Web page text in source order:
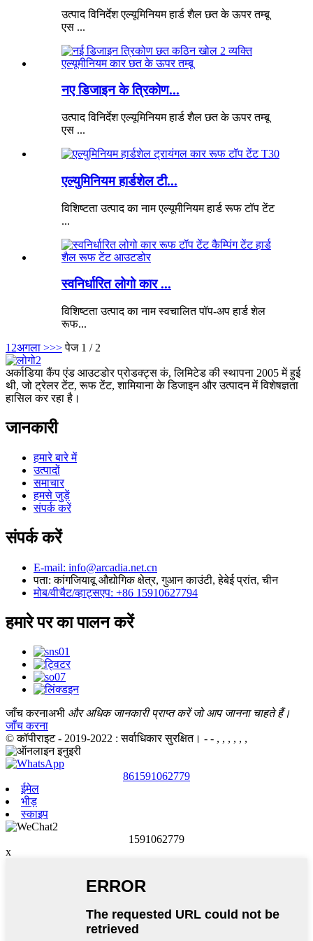
उत्पाद विनिर्देश एल्यूमिनियम हार्ड शैल छत के ऊपर तम्बू
एस ...
नए डिजाइन के त्रिकोण...
उत्पाद विनिर्देश एल्यूमिनियम हार्ड शैल छत के ऊपर तम्बू
एस ...
एल्युमिनियम हार्डशेल टी...
विशिष्टता उत्पाद का नाम एल्यूमीनियम हार्ड रूफ टॉप टेंट
...
स्वनिर्धारित लोगो कार ...
विशिष्टता उत्पाद का नाम स्वचालित पॉप-अप हार्ड शेल
रूफ...
1 2अगला >>> पेज 1 / 2
अर्काडिया कैंप एंड आउटडोर प्रोडक्ट्स कं, लिमिटेड की स्थापना 2005 में हुई
थी, जो ट्रेलर टेंट, रूफ टेंट, शामियाना के डिजाइन और उत्पादन में विशेषज्ञता
हासिल कर रहा है।
जानकारी
हमारे बारे में
उत्पादों
समाचार
हमसे जुड़ें
संपर्क करें
संपर्क करें
E-mail: info@arcadia.net.cn
पता: कांगजियावू औद्योगिक क्षेत्र, गुआन काउंटी, हेबेई प्रांत, चीन
मोब/वीचैट/व्हाट्सएप: +86 15910627794
हमारे पर का पालन करें
जाँच करनाअभी और अधिक जानकारी प्राप्त करें जो आप जानना चाहते हैं।
जाँच करना
© कॉपीराइट - 2019-2022 : सर्वाधिकार सुरक्षित। - - , , , , , ,
861591062779
ईमेल
भीड़
स्काइप
1591062779
x